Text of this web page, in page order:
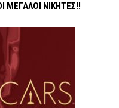
ΜΕΓΆΛΟΙ ΝΙΚΗΤΈΣ!!